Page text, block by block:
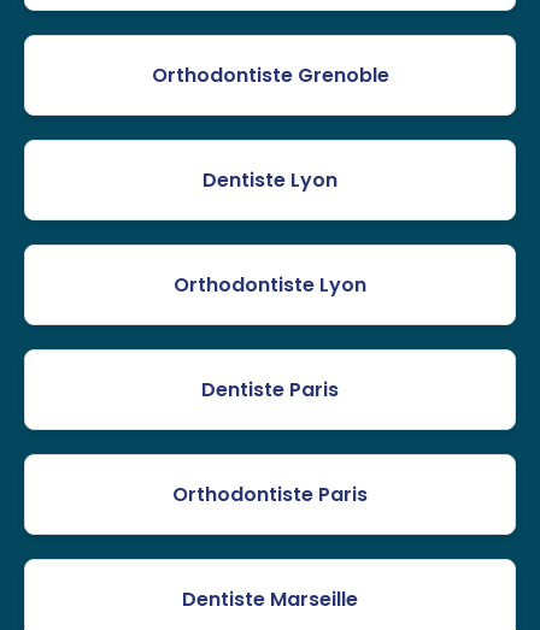
Orthodontiste Grenoble
Dentiste Lyon
Orthodontiste Lyon
Dentiste Paris
Orthodontiste Paris
Dentiste Marseille